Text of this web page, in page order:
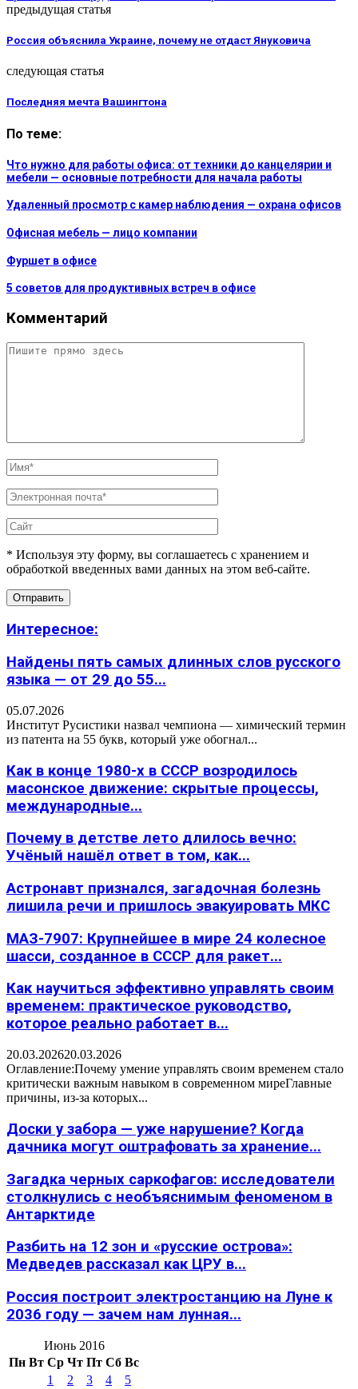
предыдущая статья
Россия объяснила Украине, почему не отдаст Януковича
следующая статья
Последняя мечта Вашингтона
По теме:
Что нужно для работы офиса: от техники до канцелярии и
мебели — основные потребности для начала работы
Удаленный просмотр с камер наблюдения — охрана офисов
Офисная мебель — лицо компании
Фуршет в офисе
5 советов для продуктивных встреч в офисе
Комментарий
* Используя эту форму, вы соглашаетесь с хранением и
обработкой введенных вами данных на этом веб-сайте.
Интересное:
Найдены пять самых длинных слов русского
языка — от 29 до 55...
05.07.2026
Институт Русистики назвал чемпиона — химический термин
из патента на 55 букв, который уже обогнал...
Как в конце 1980-х в СССР возродилось
масонское движение: скрытые процессы,
международные...
Почему в детстве лето длилось вечно:
Учёный нашёл ответ в том, как...
Астронавт признался, загадочная болезнь
лишила речи и пришлось эвакуировать МКС
МАЗ-7907: Крупнейшее в мире 24 колесное
шасси, созданное в СССР для ракет...
Как научиться эффективно управлять своим
временем: практическое руководство,
которое реально работает в...
20.03.202620.03.2026
Оглавление:Почему умение управлять своим временем стало
критически важным навыком в современном миреГлавные
причины, из-за которых...
Доски у забора — уже нарушение? Когда
дачника могут оштрафовать за хранение...
Загадка черных саркофагов: исследователи
столкнулись с необъяснимым феноменом в
Антарктиде
Разбить на 12 зон и «русские острова»:
Медведев рассказал как ЦРУ в...
Россия построит электростанцию на Луне к
2036 году — зачем нам лунная...
Июнь 2016
Пн Вт Ср Чт Пт Сб Вс
1
2 3 4
5